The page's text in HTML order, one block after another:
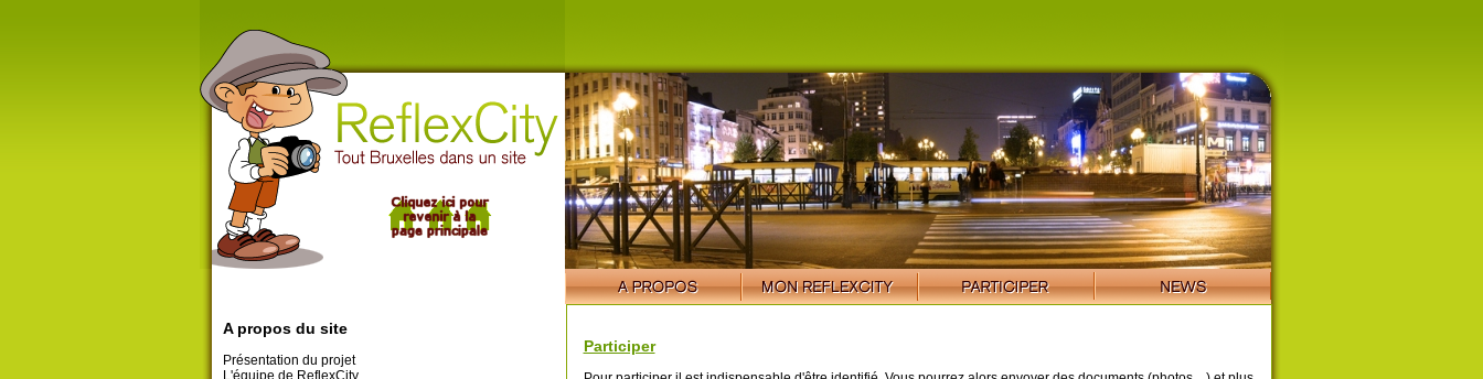
A propos du site
Présentation du projet
L'équipe de ReflexCity
Participer